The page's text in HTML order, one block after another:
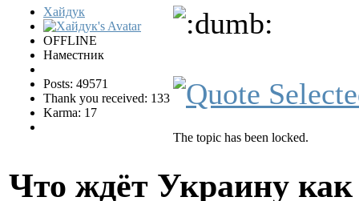
Хайдук
OFFLINE
Наместник
Posts: 49571
Thank you received: 133
Karma: 17
The topic has been locked.
Что ждёт Украину как